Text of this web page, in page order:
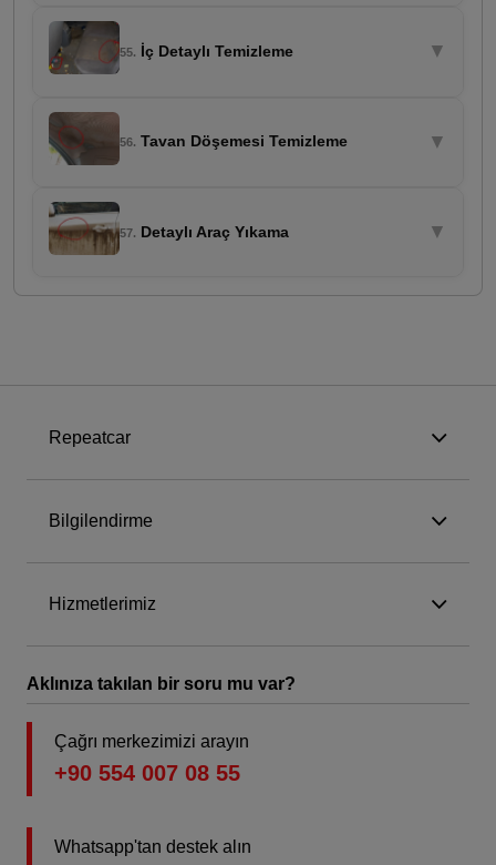
55. İç Detaylı Temizleme ▼
56. Tavan Döşemesi Temizleme ▼
57. Detaylı Araç Yıkama ▼
Repeatcar
Bilgilendirme
Hizmetlerimiz
Aklınıza takılan bir soru mu var?
Çağrı merkezimizi arayın
+90 554 007 08 55
Whatsapp'tan destek alın